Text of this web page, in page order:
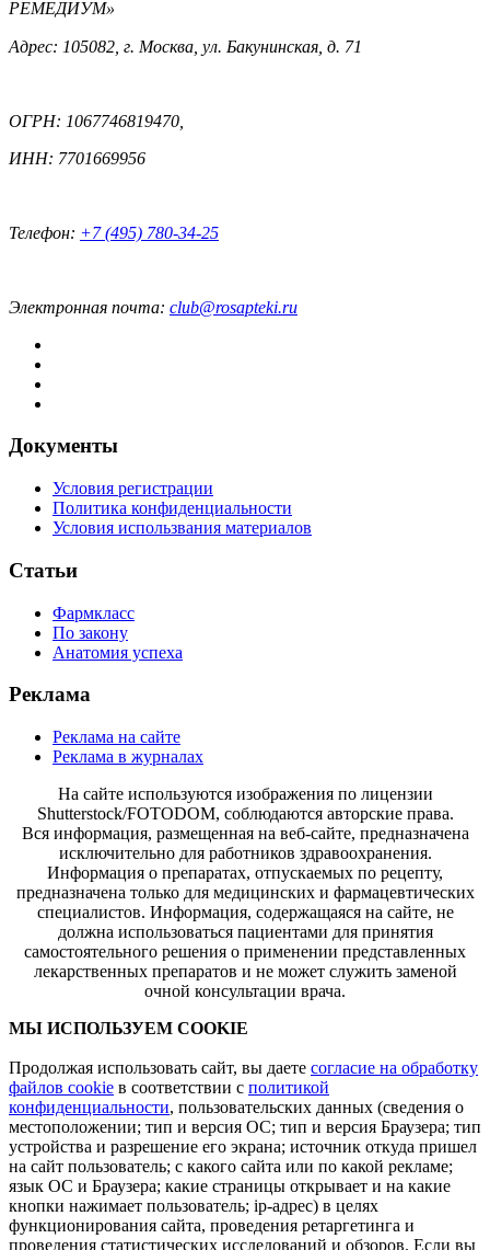
РЕМЕДИУМ»
Адрес: 105082, г. Москва, ул. Бакунинская, д. 71
ОГРН: 1067746819470,
ИНН: 7701669956
Телефон: +7 (495) 780-34-25
Электронная почта: club@rosapteki.ru
Документы
Условия регистрации
Политика конфиденциальности
Условия использвания материалов
Статьи
Фармкласс
По закону
Анатомия успеха
Реклама
Реклама на сайте
Реклама в журналах
На сайте используются изображения по лицензии
Shutterstock/FOTODOM, соблюдаются авторские права.
Вся информация, размещенная на веб-сайте, предназначена
исключительно для работников здравоохранения.
Информация о препаратах, отпускаемых по рецепту,
предназначена только для медицинских и фармацевтических
специалистов. Информация, содержащаяся на сайте, не
должна использоваться пациентами для принятия
самостоятельного решения о применении представленных
лекарственных препаратов и не может служить заменой
очной консультации врача.
МЫ ИСПОЛЬЗУЕМ COOKIE
Продолжая использовать сайт, вы даете согласие на обработку
файлов cookie в соответствии с политикой
конфиденциальности, пользовательских данных (сведения о
местоположении; тип и версия ОС; тип и версия Браузера; тип
устройства и разрешение его экрана; источник откуда пришел
на сайт пользователь; с какого сайта или по какой рекламе;
язык ОС и Браузера; какие страницы открывает и на какие
кнопки нажимает пользователь; ip-адрес) в целях
функционирования сайта, проведения ретаргетинга и
проведения статистических исследований и обзоров. Если вы